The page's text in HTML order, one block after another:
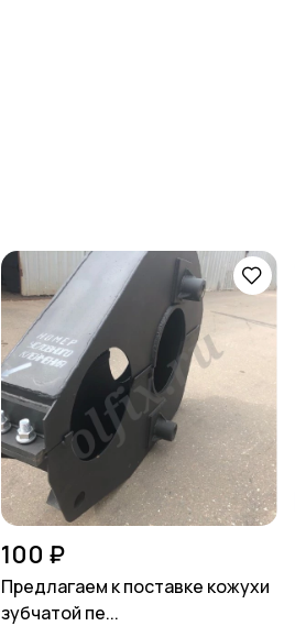
100 ₽
Предлагаем к поставке кожухи
зубчатой пе...